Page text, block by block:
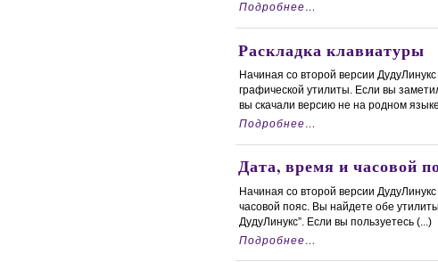
Подробнее…
Раскладка клавиатуры
Начиная со второй версии
графической утилиты. Если вы
вы скачали версию не на родном
Подробнее…
Дата, время и часовой
Начиная со второй версии
часовой пояс. Вы найдете обе
ДудуЛинукс”. Если вы пользуетесь (...)
Подробнее…